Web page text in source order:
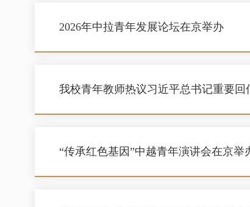
2026年中拉青年发展论坛在京举办
我校青年教师热议习近平总书记重要回
“传承红色基因”中越青年演讲会在京举